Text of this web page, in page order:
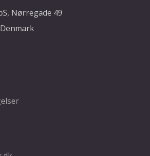
Nørregade 49